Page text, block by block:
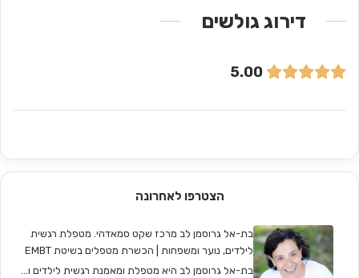
דירוג גולשים
5.00
הצטרפו לאחרונה
בת-אל גרוסמן לב מרכז שקט סמאדהי. מטפלת רגשית
לילדים, נוער ומשפחות | הכשרת מטפלים בשיטת EMBT
בת-אל גרוסמן לב היא מטפלת ומאמנת רגשית לילדים ו...